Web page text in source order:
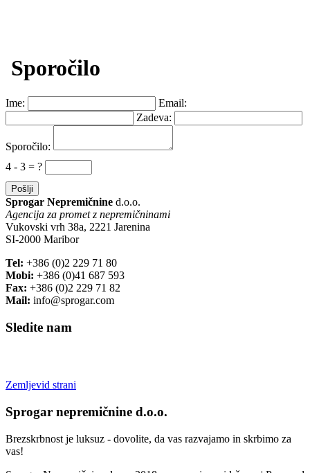
Sporočilo
Ime:
Email:
Zadeva:
Sporočilo:
4 - 3 = ?
Sprogar Nepremičnine d.o.o.
Agencija za promet z nepremičninami
Vukovski vrh 38a, 2221 Jarenina
SI-2000 Maribor
Tel: +386 (0)2 229 71 80
Mobi: +386 (0)41 687 593
Fax: +386 (0)2 229 71 82
Mail: info@sprogar.com
Sledite nam
Zemljevid strani
Sprogar nepremičnine d.o.o.
Brezskrbnost je luksuz - dovolite, da vas razvajamo in skrbimo za
vas!